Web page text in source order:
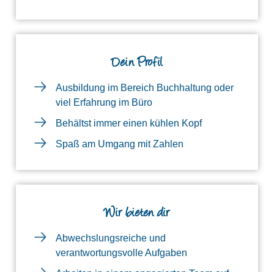
Dein Profil
Ausbildung im Bereich Buchhaltung oder
viel Erfahrung im Büro
Behältst immer einen kühlen Kopf
Spaß am Umgang mit Zahlen
Wir bieten dir
Abwechslungsreiche und
verantwortungsvolle Aufgaben